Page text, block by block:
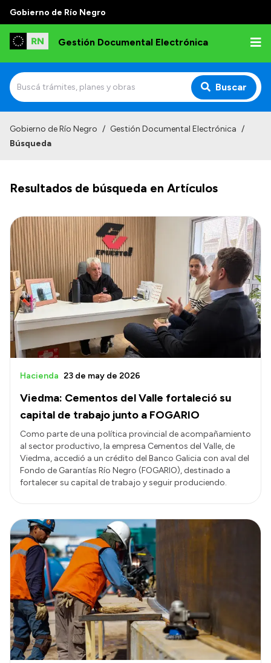
Gobierno de Río Negro
Gestión Documental Electrónica
Buscar
Normativa
Transparencia
Presupuesto
Boletín Oficial
Compras y licitaciones
Consulta de expedientes
Consulta de pago a proveedores
Convocatorias
Intranet
Login
Gobierno de Río Negro / Gestión Documental Electrónica /
Búsqueda
Resultados de búsqueda en Artículos
Viedma: Cementos del Valle fortaleció su
capital de trabajo junto a FOGARIO
Hacienda 23 de may de 2026
Como parte de una política provincial de acompañamiento
al sector productivo, la empresa Cementos del Valle, de
Viedma, accedió a un crédito del Banco Galicia con aval del
Fondo de Garantías Río Negro (FOGARIO), destinado a
fortalecer su capital de trabajo y seguir produciendo.